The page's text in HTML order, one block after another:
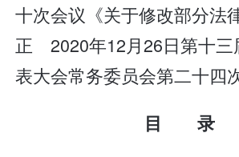
十次会议《关于修改部分法
正 2020年12月26日第十三
表大会常务委员会第二十四
目 录